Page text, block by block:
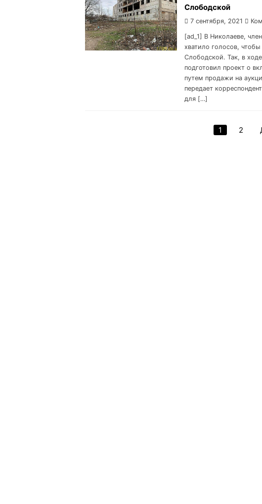
Слободской
7 сентября, 2021
[ad_1] В Николаеве,
хватило голосов,
Слободской. Так, в ходе
подготовил проект о
путем продажи на
передает
для […]
1 2